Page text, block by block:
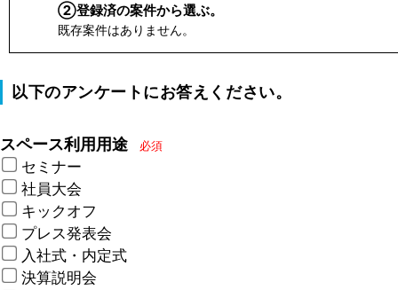
②登録済の案件から選ぶ。
既存案件はありません。
以下のアンケートにお答えください。
スペース利用用途 必須
セミナー
社員大会
キックオフ
プレス発表会
入社式・内定式
決算説明会